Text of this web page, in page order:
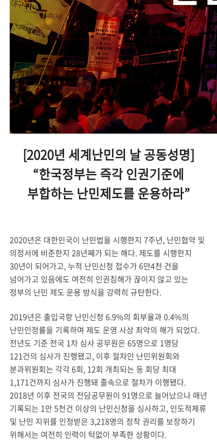
[2020년 세계난민의 날 공동성명]
“한국정부는 즉각 인권기준에
부합하는 난민제도를 운용하라”
2020년은 대한민국이 난민법을 시행한지 7주년, 난민협약 및
의정서에 비준한지 28년째가 되는 해다. 제도를 시행한지
30년이 되어가고, 누적 난민신청 접수가 6만4천 건을
넘어가고 있음에도 여전히 인권침해가 끊이지 않고 있는
정부의 난민 제도 운용 방식을 강력히 규탄한다.
2019년은 출입국항 난민신청 6.9%의 회부율과 0.4%의
난민인정률을 기록하며 제도 운영 사상 최악의 해가 되었다.
전년도 기준 전국 1차 심사 공무원은 65명으로 1명당
121건의 심사가 진행됐고, 이후 절차인 난민위원회와
분과위원회는 각각 6회, 12회 개최되는 등 회당 최대
1,171건까지 심사가 진행돼 졸속으로 절차가 이행됐다.
2018년 이후 전국의 전담공무원이 91명으로 늘어났으나 매년
기록되는 1만 5천건 이상의 난민신청을 심사하고, 인도적체류
및 난민 지위를 인정받은 3,218명의 정착 권리를 보장하기
위해서는 여전히 인력이 턱없이 부족한 상황이다.